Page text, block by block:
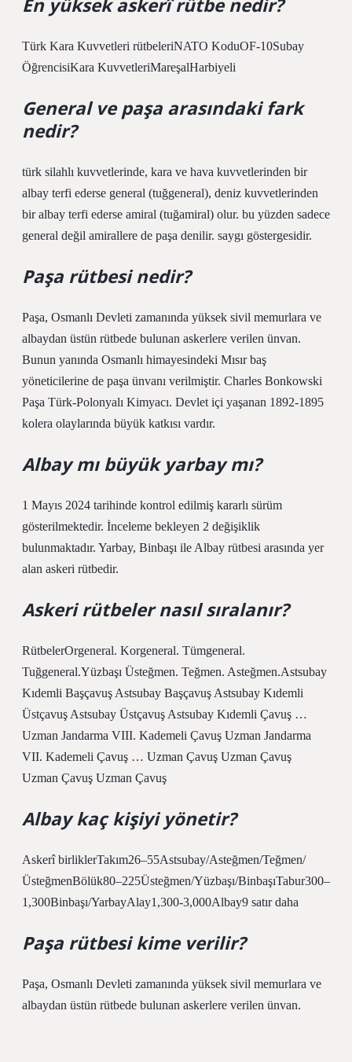
En yüksek askerî rütbe nedir?
Türk Kara Kuvvetleri rütbeleriNATO KoduOF-10Subay
ÖğrencisiKara KuvvetleriMareşalHarbiyeli
General ve paşa arasındaki fark
nedir?
türk silahlı kuvvetlerinde, kara ve hava kuvvetlerinden bir
albay terfi ederse general (tuğgeneral), deniz kuvvetlerinden
bir albay terfi ederse amiral (tuğamiral) olur. bu yüzden sadece
general değil amirallere de paşa denilir. saygı göstergesidir.
Paşa rütbesi nedir?
Paşa, Osmanlı Devleti zamanında yüksek sivil memurlara ve
albaydan üstün rütbede bulunan askerlere verilen ünvan.
Bunun yanında Osmanlı himayesindeki Mısır baş
yöneticilerine de paşa ünvanı verilmiştir. Charles Bonkowski
Paşa Türk-Polonyalı Kimyacı. Devlet içi yaşanan 1892-1895
kolera olaylarında büyük katkısı vardır.
Albay mı büyük yarbay mı?
1 Mayıs 2024 tarihinde kontrol edilmiş kararlı sürüm
gösterilmektedir. İnceleme bekleyen 2 değişiklik
bulunmaktadır. Yarbay, Binbaşı ile Albay rütbesi arasında yer
alan askeri rütbedir.
Askeri rütbeler nasıl sıralanır?
RütbelerOrgeneral. Korgeneral. Tümgeneral.
Tuğgeneral.Yüzbaşı Üsteğmen. Teğmen. Asteğmen.Astsubay
Kıdemli Başçavuş Astsubay Başçavuş Astsubay Kıdemli
Üstçavuş Astsubay Üstçavuş Astsubay Kıdemli Çavuş …
Uzman Jandarma VIII. Kademeli Çavuş Uzman Jandarma
VII. Kademeli Çavuş … Uzman Çavuş Uzman Çavuş
Uzman Çavuş Uzman Çavuş
Albay kaç kişiyi yönetir?
Askerî birliklerTakım26–55Astsubay/Asteğmen/Teğmen/
ÜsteğmenBölük80–225Üsteğmen/Yüzbaşı/BinbaşıTabur300–
1,300Binbaşı/YarbayAlay1,300-3,000Albay9 satır daha
Paşa rütbesi kime verilir?
Paşa, Osmanlı Devleti zamanında yüksek sivil memurlara ve
albaydan üstün rütbede bulunan askerlere verilen ünvan.